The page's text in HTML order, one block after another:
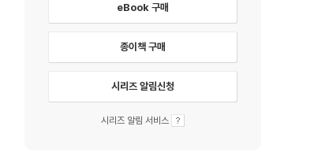
eBook 구매
종이책 구매
시리즈 알림신청
시리즈 알림 서비스